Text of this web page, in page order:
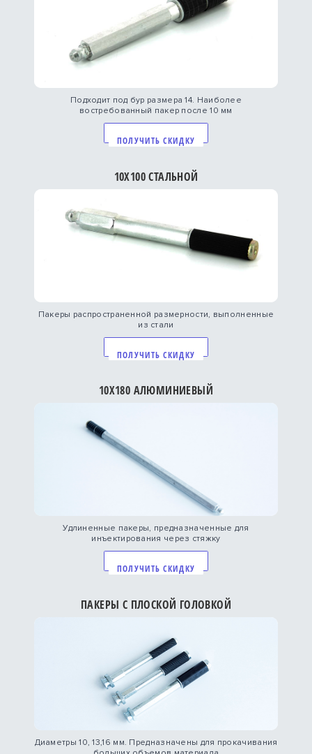
Подходит под бур размера 14. Наиболее
востребованный пакер после 10 мм
ПОЛУЧИТЬ СКИДКУ
10Х100 СТАЛЬНОЙ
Пакеры распространенной размерности, выполненные
из стали
ПОЛУЧИТЬ СКИДКУ
10Х180 АЛЮМИНИЕВЫЙ
Удлиненные пакеры, предназначенные для
инъектирования через стяжку
ПОЛУЧИТЬ СКИДКУ
ПАКЕРЫ С ПЛОСКОЙ ГОЛОВКОЙ
Диаметры 10, 13,16 мм. Предназначены для прокачивания